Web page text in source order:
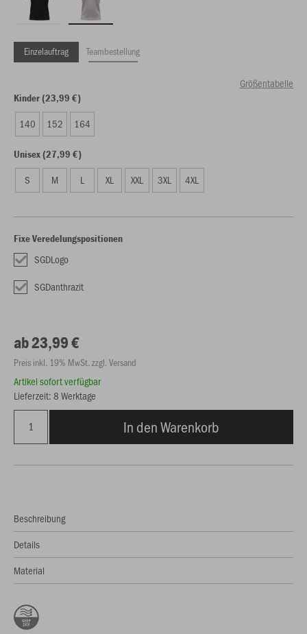
Einzelauftrag Teambestellung
Größentabelle
Kinder (23,99 €)
140 152 164
Unisex (27,99 €)
S M L XL XXL 3XL 4XL
Fixe Veredelungspositionen
SGDLogo
SGDanthrazit
ab 23,99 €
Preis inkl. 19% MwSt. zzgl. Versand
Artikel sofort verfügbar
Lieferzeit: 8 Werktage
In den Warenkorb
Beschreibung
Details
Material